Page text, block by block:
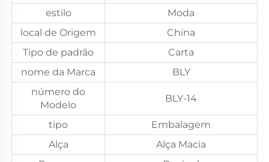
estilo
Moda
local de Origem
China
Tipo de padrão
Carta
nome da Marca
BLY
número do
Modelo
BLY-14
tipo
Embalagem
Alça
Alça Macia